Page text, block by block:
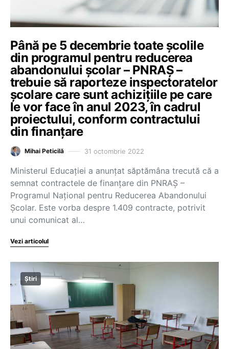
Până pe 5 decembrie toate școlile
din programul pentru reducerea
abandonului școlar – PNRAȘ –
trebuie să raporteze inspectoratelor
școlare care sunt achizițiile pe care
le vor face în anul 2023, în cadrul
proiectului, conform contractului
din finanțare
Mihai Peticilă 31 octombrie 2022
Ministerul Educației a anunțat săptămâna trecută că a
semnat contractele de finanțare din PNRAȘ –
Programul Național pentru Reducerea Abandonului
Școlar. Este vorba despre 1.409 contracte, potrivit
unui comunicat al…
Vezi articolul
Știri